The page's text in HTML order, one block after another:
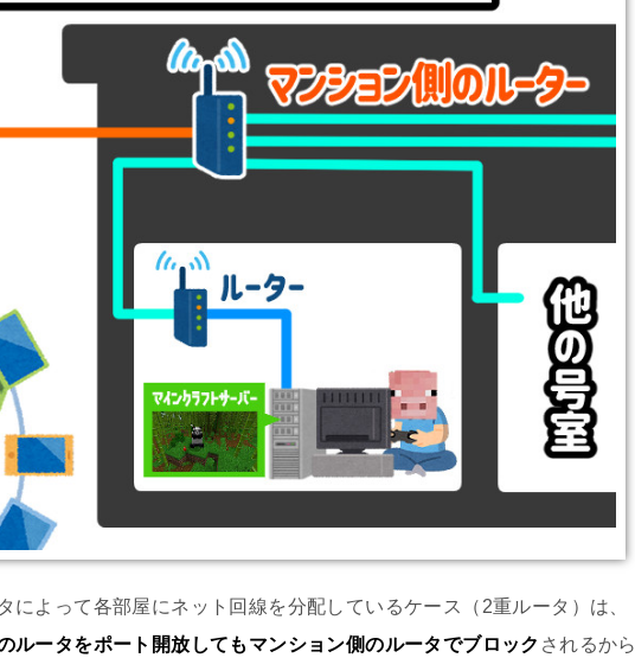
によって各部屋にネット回線を分配しているケース（2重ルータ）は、
ルータをポート開放してもマンション側のルータでブロック されるから